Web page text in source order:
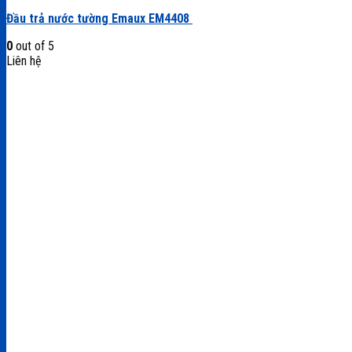
Đầu trả nước tường Emaux EM4408
0 out of 5
Liên hệ